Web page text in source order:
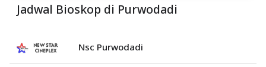
Jadwal Bioskop di Purwodadi
Nsc Purwodadi